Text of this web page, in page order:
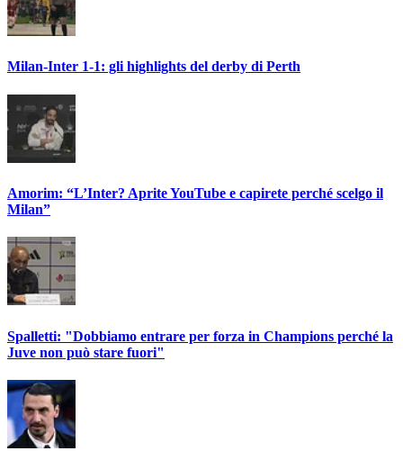
Milan-Inter 1-1: gli highlights del derby di Perth
Amorim: “L’Inter? Aprite YouTube e capirete perché scelgo il
Milan”
Spalletti: "Dobbiamo entrare per forza in Champions perché la
Juve non può stare fuori"